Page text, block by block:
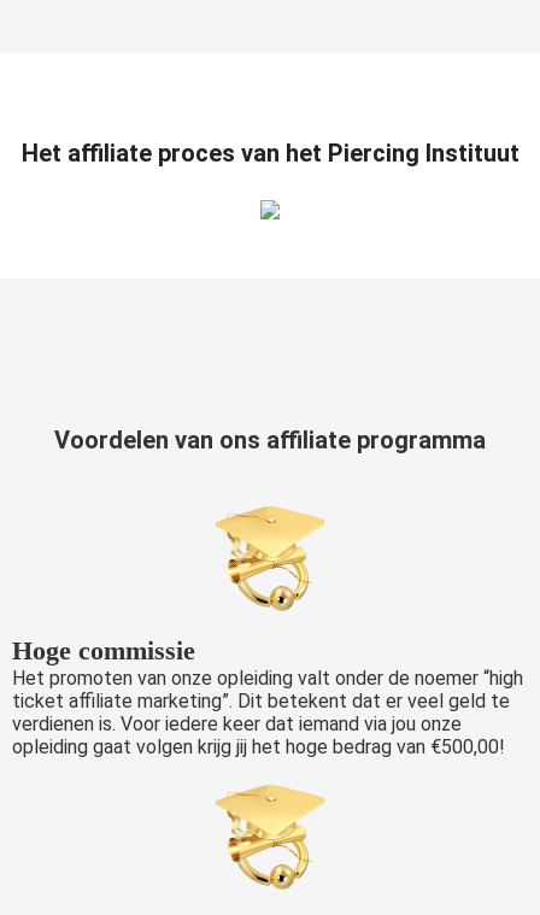
Het affiliate proces van het Piercing Instituut
Voordelen van ons affiliate programma
Hoge commissie
Het promoten van onze opleiding valt onder de noemer “high
ticket affiliate marketing”. Dit betekent dat er veel geld te
verdienen is. Voor iedere keer dat iemand via jou onze
opleiding gaat volgen krijg jij het hoge bedrag van €500,00!